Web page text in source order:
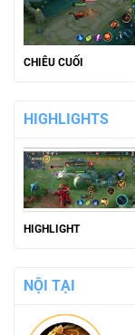
CHIÊU CUỐI
HIGHLIGHTS
HIGHLIGHT
NỘI TẠI